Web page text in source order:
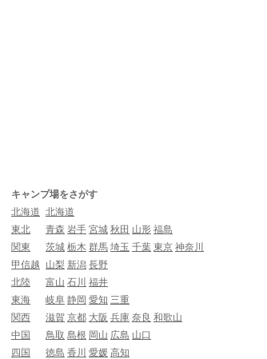
キャンプ場をさがす
北海道 北海道
東北
青森 岩手 宮城 秋田 山形 福島
関東
茨城 栃木 群馬 埼玉 千葉 東京 神奈川
甲信越
山梨 新潟 長野
北陸
富山 石川 福井
東海
岐阜 静岡 愛知 三重
関西
滋賀 京都 大阪 兵庫 奈良 和歌山
中国
鳥取 島根 岡山 広島 山口
四国
徳島 香川 愛媛 高知